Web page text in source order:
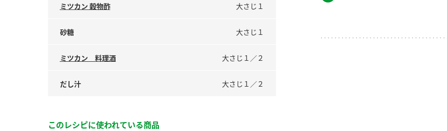
ミツカン 穀物酢 大さじ１
砂糖 大さじ１
ミツカン 料理酒 大さじ１／２
だし汁 大さじ１／２
このレシピに使われている商品